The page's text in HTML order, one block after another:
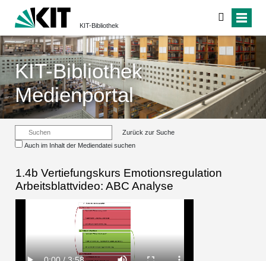
KIT-Bibliothek
KIT-Bibliothek
Medienportal
Zurück zur Suche
Auch im Inhalt der Mediendatei suchen
1.4b Vertiefungskurs Emotionsregulation
Arbeitsblattvideo: ABC Analyse